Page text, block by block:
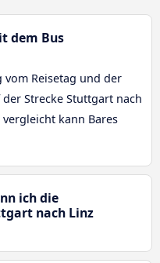
dem Bus
Reisetag und der
Strecke Stuttgart nach
kann Bares
ich die
nach Linz